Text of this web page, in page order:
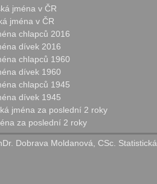
jména v ČR
jména v ČR
chlapců 2016
dívek 2016
chlapců 1960
dívek 1960
chlapců 1945
dívek 1945
jména za poslední 2 roky
za poslední 2 roky
Dobrava Moldanová, CSc. Statistická